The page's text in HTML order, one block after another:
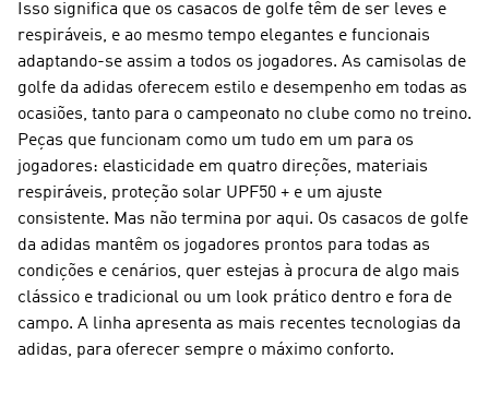
Isso significa que os casacos de golfe têm de ser leves e
respiráveis, e ao mesmo tempo elegantes e funcionais
adaptando-se assim a todos os jogadores. As camisolas de
golfe da adidas oferecem estilo e desempenho em todas as
ocasiões, tanto para o campeonato no clube como no treino.
Peças que funcionam como um tudo em um para os
jogadores: elasticidade em quatro direções, materiais
respiráveis, proteção solar UPF50 + e um ajuste
consistente. Mas não termina por aqui. Os casacos de golfe
da adidas mantêm os jogadores prontos para todas as
condições e cenários, quer estejas à procura de algo mais
clássico e tradicional ou um look prático dentro e fora de
campo. A linha apresenta as mais recentes tecnologias da
adidas, para oferecer sempre o máximo conforto.